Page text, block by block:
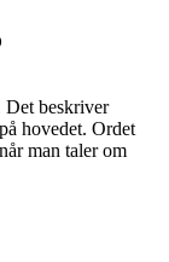
Det beskriver
hovedet. Ordet
man taler om